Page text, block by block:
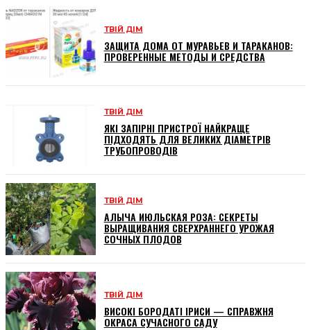
ТВІЙ ДІМ
ЗАЩИТА ДОМА ОТ МУРАВЬЕВ И ТАРАКАНОВ:
ПРОВЕРЕННЫЕ МЕТОДЫ И СРЕДСТВА
ТВІЙ ДІМ
ЯКІ ЗАПІРНІ ПРИСТРОЇ НАЙКРАЩЕ
ПІДХОДЯТЬ ДЛЯ ВЕЛИКИХ ДІАМЕТРІВ
ТРУБОПРОВОДІВ
ТВІЙ ДІМ
АЛЫЧА ИЮЛЬСКАЯ РОЗА: СЕКРЕТЫ
ВЫРАЩИВАНИЯ СВЕРХРАННЕГО УРОЖАЯ
СОЧНЫХ ПЛОДОВ
ТВІЙ ДІМ
ВИСОКІ БОРОДАТІ ІРИСИ — СПРАВЖНЯ
ОКРАСА СУЧАСНОГО САДУ